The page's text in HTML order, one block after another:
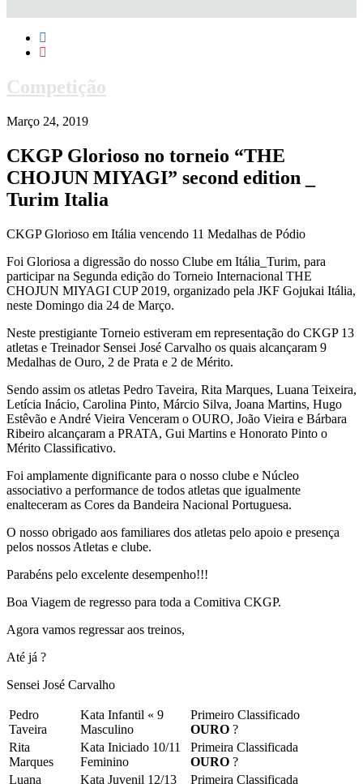
Competição
Março 24, 2019
CKGP Glorioso no torneio “THE
CHOJUN MIYAGI” second edition _
Turim Italia
CKGP Glorioso em Itália vencendo 11 Medalhas de Pódio
Foi Gloriosa a digressão do nosso Clube em Itália_Turim, para
participar na Segunda edição do Torneio Internacional THE
CHOJUN MIYAGI CUP 2019, organizado pela JKF Gojukai Itália,
neste Domingo dia 24 de Março.
Neste prestigiante Torneio estiveram em representação do CKGP 13
atletas e Treinador Sensei José Carvalho os quais alcançaram 9
Medalhas de Ouro, 2 de Prata e 2 de Mérito.
Sendo assim os atletas Pedro Taveira, Rita Marques, Luana Teixeira,
Letícia Inácio, Carolina Pinto, Márcio Silva, Joana Martins, Hugo
Estêvão e André Vieira Venceram o OURO, João Vieira e Bárbara
Ribeiro alcançaram a PRATA, Gui Martins e Honorato Pinto o
Mérito Classificativo.
Foi amplamente dignificante para o nosso clube e Núcleo
associativo a performance de todos atletas que igualmente
enalteceram as Cores da Bandeira Nacional Portuguesa.
O nosso obrigado aos familiares dos atletas pelo apoio e presença
pelos nossos Atletas e clube.
Parabéns pelo excelente desempenho!!!
Boa Viagem de regresso para toda a Comitiva CKGP.
Agora vamos regressar aos treinos,
Até já ?
Sensei José Carvalho
Pedro
Taveira
Kata Infantil « 9
Masculino
Primeiro Classificado
OURO ?
Rita
Marques
Kata Iniciado 10/11
Feminino
Primeira Classificada
OURO ?
Luana
Kata Juvenil 12/13
Primeira Classificada